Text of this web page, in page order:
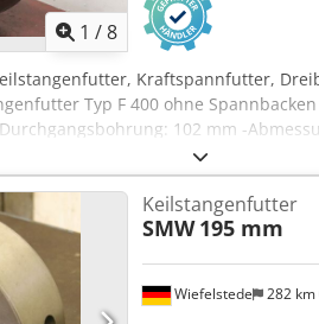
1 /8
Kraftspannfutter,
Typ F 400 ohne
102 mm -
Wiefelstede 282 km
Keilstangenfutter
SMW 195 mm